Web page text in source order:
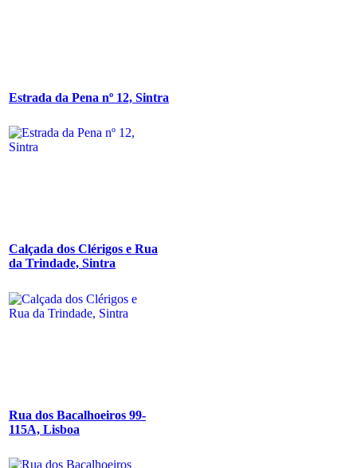
Estrada da Pena nº 12, Sintra
Calçada dos Clérigos e Rua
da Trindade, Sintra
Rua dos Bacalhoeiros 99-
115A, Lisboa